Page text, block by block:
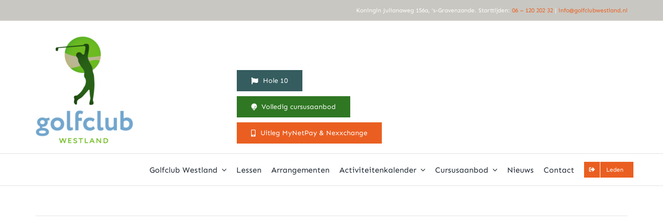
naar
Koningin Julianaweg 156a, ‘s-Gravenzande. Starttijden:06 – 120 202 32 |info@golfclubwestland.nl
Hole 10
Volledig cursusaanbod
Uitleg MyNetPay & Nexxchange
Golfclub Westland Lessen Arrangementen Activiteitenkalender Cursusaanbod Nieuws Contact Leden